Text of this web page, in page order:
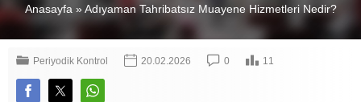
Anasayfa »Adıyaman Tahribatsız Muayene Hizmetleri Nedir?
Periyodik Kontrol 20.02.2026 0 11